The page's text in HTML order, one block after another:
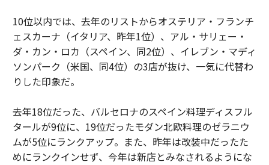
10位以内では、去年のリストからオステリア・フランチ
ェスカーナ（イタリア、昨年1位）、アル・サリェー・
ダ・カン・ロカ（スペイン、同2位）、イレブン・マディ
ソンパーク（米国、同4位）の3店が抜け、一気に代替わ
りした印象だ。
去年18位だった、バルセロナのスペイン料理ディスフル
タールが9位に、19位だったモダン北欧料理のゼラニウ
ムが5位にランクアップ。また、昨年は改装中だったた
めにランクインせず、今年は新店とみなされるようにな